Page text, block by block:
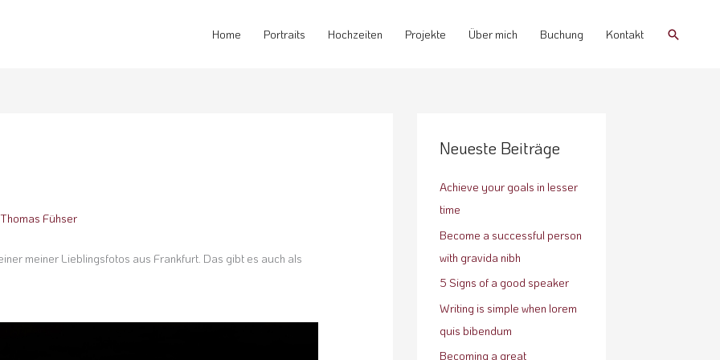
Home Portraits Hochzeiten Projekte Über mich Buchung Kontakt Suchen
Thomas Fühser
meiner Lieblingsfotos aus Frankfurt. Das gibt es auch als
Neueste Beiträge
Achieve your goals in lesser
time
Become a successful person
with gravida nibh
5 Signs of a good speaker
Writing is simple when lorem
quis bibendum
Becoming a great